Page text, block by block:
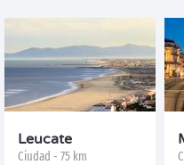
Leucate
Ciudad - 75 km